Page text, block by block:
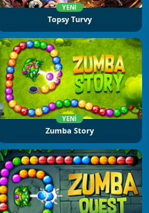
YENI
Topsy Turvy
YENI
Zumba Story